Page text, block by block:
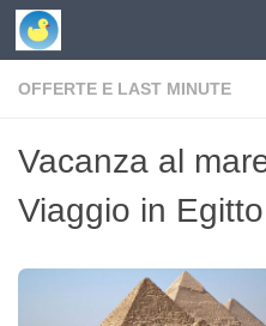
Skip to content
OFFERTE E LAST MINUTE
Vacanza al
Viaggio in Egitto